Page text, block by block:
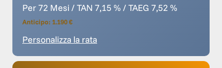
Per 72 Mesi / TAN 7,15 % / TAEG 7,52 %
Anticipo: 1.190 €
Personalizza la rata